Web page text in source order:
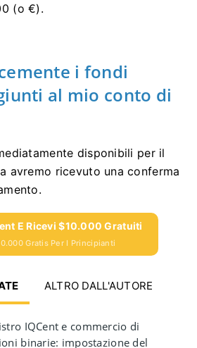
(o €).
i fondi
al mio conto di
disponibili per il
avremo ricevuto una conferma
E Ricevi $10.000 Gratuiti
Gratis Per I Principianti
ALTRO DALL'AUTORE
IQCent e commercio di
binarie: impostazione del